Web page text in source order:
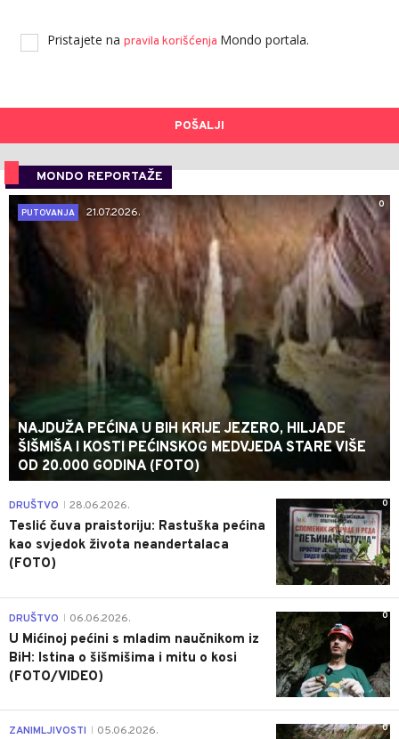
Pristajete na pravila korišćenja Mondo portala.
POŠALJI
MONDO REPORTAŽE
0
PUTOVANJA
21.07.2026.
NAJDUŽA PEĆINA U BIH KRIJE JEZERO, HILJADE
ŠIŠMIŠA I KOSTI PEĆINSKOG MEDVJEDA STARE VIŠE
OD 20.000 GODINA (FOTO)
0
DRUŠTVO 28.06.2026.
Teslić čuva praistoriju: Rastuška pećina
kao svjedok života neandertalaca
(FOTO)
0
DRUŠTVO 06.06.2026.
U Mićinoj pećini s mladim naučnikom iz
BiH: Istina o šišmišima i mitu o kosi
(FOTO/VIDEO)
0
ZANIMLJIVOSTI 05.06.2026.